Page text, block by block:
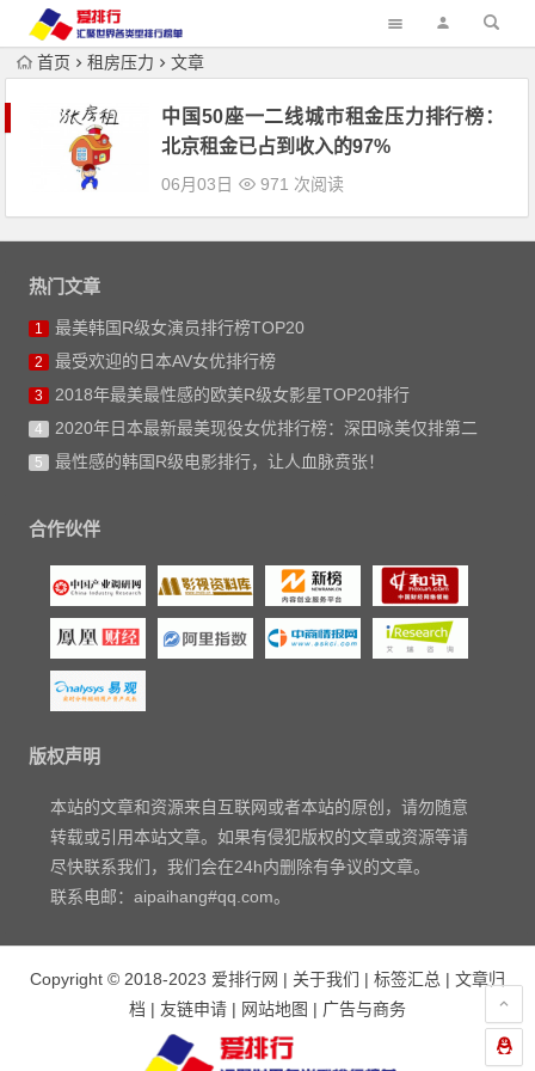
首页 租房压力 文章
中国50座一二线城市租金压力排行榜：
北京租金已占到收入的97%
06月03日 971 次阅读
热门文章
1 最美韩国R级女演员排行榜TOP20
2 最受欢迎的日本AV女优排行榜
3 2018年最美最性感的欧美R级女影星TOP20排行
4 2020年日本最新最美现役女优排行榜：深田咏美仅排第二
5 最性感的韩国R级电影排行，让人血脉贲张！
合作伙伴
版权声明
本站的文章和资源来自互联网或者本站的原创，请勿随意
转载或引用本站文章。如果有侵犯版权的文章或资源等请
尽快联系我们，我们会在24h内删除有争议的文章。
联系电邮：aipaihang#qq.com。
Copyright © 2018-2023 爱排行网 | 关于我们 | 标签汇总 | 文章归
档 | 友链申请 | 网站地图 | 广告与商务